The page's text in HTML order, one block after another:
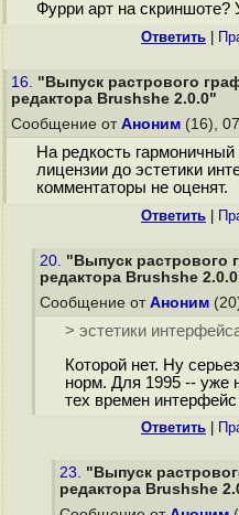
Фурри арт на скриншоте?
Ответить
16. "Выпуск растрового
редактора Brushshe 2.0.0"
Сообщение от Аноним (16),
На редкость
лицензии до эстетики
комментаторы не оценят.
Ответить
20. "Выпуск растрового
редактора Brushshe
Сообщение от Аноним
> эстетики
Которой нет. Ну
норм. Для 1995 -- уже
тех времен
Ответить
23. "Выпуск
редактора Brushshe